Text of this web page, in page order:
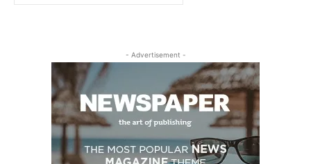
- Advertisement -